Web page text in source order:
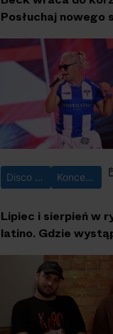
Posłuchaj nowego
Disco polo Koncerty
Lipiec i sierpień w
latino. Gdzie